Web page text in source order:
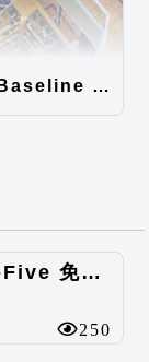
Fluid Baseline Grid主题汉化包
Twenty Twenty-Five 免费的WordPress内容主题
250